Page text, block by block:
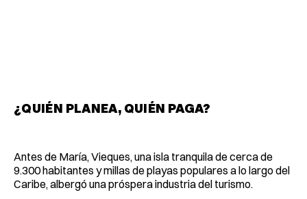
¿QUIÉN PLANEA, QUIÉN PAGA?
Antes de María, Vieques, una isla tranquila de cerca de
9.300 habitantes y millas de playas populares a lo largo del
Caribe, albergó una próspera industria del turismo.